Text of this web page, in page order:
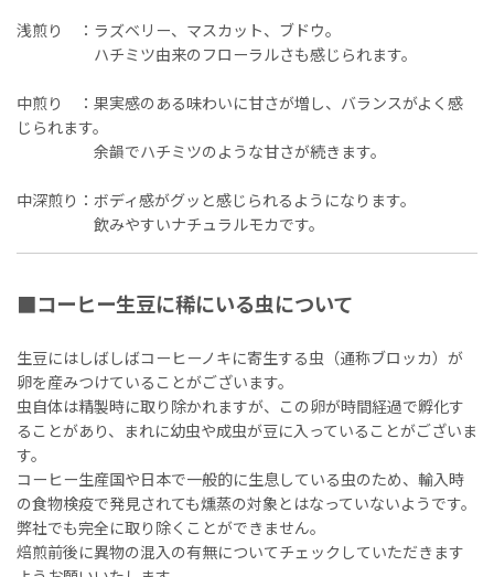
浅煎り ：ラズベリー、マスカット、ブドウ。
ハチミツ由来のフローラルさも感じられます。
中煎り ：果実感のある味わいに甘さが増し、バランスがよく感
じられます。
余韻でハチミツのような甘さが続きます。
中深煎り：ボディ感がグッと感じられるようになります。
飲みやすいナチュラルモカです。
■コーヒー生豆に稀にいる虫について
生豆にはしばしばコーヒーノキに寄生する虫（通称ブロッカ）が
卵を産みつけていることがございます。
虫自体は精製時に取り除かれますが、この卵が時間経過で孵化す
ることがあり、まれに幼虫や成虫が豆に入っていることがございま
す。
コーヒー生産国や日本で一般的に生息している虫のため、輸入時
の食物検疫で発見されても燻蒸の対象とはなっていないようです。
弊社でも完全に取り除くことができません。
焙煎前後に異物の混入の有無についてチェックしていただきます